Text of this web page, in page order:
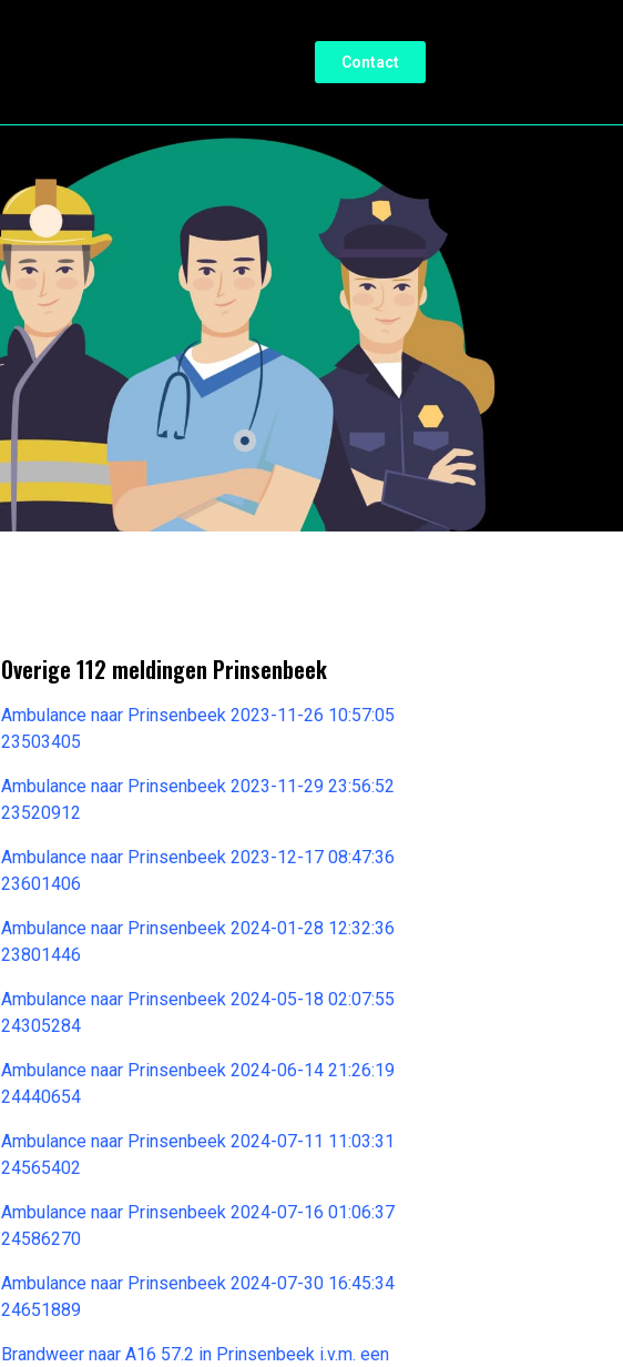
Contact
Overige 112 meldingen Prinsenbeek
Ambulance naar Prinsenbeek 2023-11-26 10:57:05
23503405
Ambulance naar Prinsenbeek 2023-11-29 23:56:52
23520912
Ambulance naar Prinsenbeek 2023-12-17 08:47:36
23601406
Ambulance naar Prinsenbeek 2024-01-28 12:32:36
23801446
Ambulance naar Prinsenbeek 2024-05-18 02:07:55
24305284
Ambulance naar Prinsenbeek 2024-06-14 21:26:19
24440654
Ambulance naar Prinsenbeek 2024-07-11 11:03:31
24565402
Ambulance naar Prinsenbeek 2024-07-16 01:06:37
24586270
Ambulance naar Prinsenbeek 2024-07-30 16:45:34
24651889
Brandweer naar A16 57.2 in Prinsenbeek i.v.m. een